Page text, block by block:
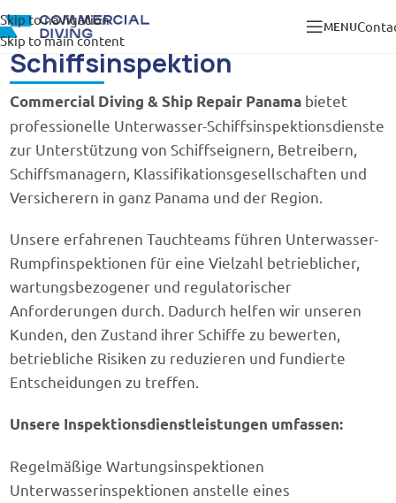
Skip to navigation
Skip to main content
MENU
DIENSTLEISTUNGEN
Schiffsinspektion
Commercial Diving & Ship Repair Panama bietet
professionelle Unterwasser-Schiffsinspektionsdienste
zur Unterstützung von Schiffseignern, Betreibern,
Schiffsmanagern, Klassifikationsgesellschaften und
Versicherern in ganz Panama und der Region.
Unsere erfahrenen Tauchteams führen Unterwasser-
Rumpfinspektionen für eine Vielzahl betrieblicher,
wartungsbezogener und regulatorischer
Anforderungen durch. Dadurch helfen wir unseren
Kunden, den Zustand ihrer Schiffe zu bewerten,
betriebliche Risiken zu reduzieren und fundierte
Entscheidungen zu treffen.
Unsere Inspektionsdienstleistungen umfassen:
Regelmäßige Wartungsinspektionen
Unterwasserinspektionen anstelle eines